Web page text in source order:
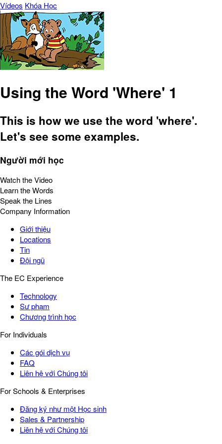
Vídeos Khóa Học
Using the Word 'Where' 1
This is how we use the word 'where'.
Let's see some examples.
Người mới học
Watch the Video
Learn the Words
Speak the Lines
Company Information
Giới thiệu
Locations
Tin
Đội ngũ
The EC Experience
Technology
Sư phạm
Chương trình học
For Individuals
Các gói dịch vụ
FAQ
Liên hệ với Chúng tôi
For Schools & Enterprises
Đăng ký như một Học sinh
Sales & Partnership
Liên hệ với Chúng tôi